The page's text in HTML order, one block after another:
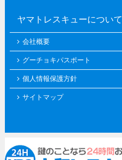
ヤマトレスキューについて
会社概要
グーチョキパスポート
個人情報保護方針
サイトマップ